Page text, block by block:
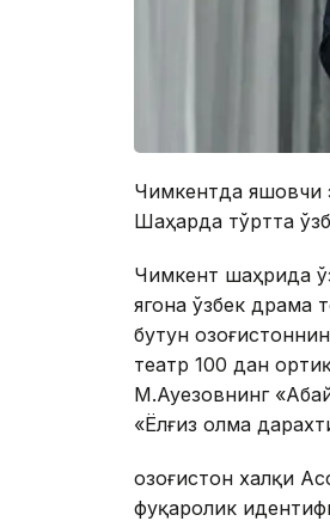
Чимкентда яшовчи
Шаҳарда тўртта
Чимкент шаҳрида
ягона ўзбек драма
бутун
театр 100 дан
М.Ауезовнинг
«Ёлғиз олма
Қозоғистон халқи
фуқаролик